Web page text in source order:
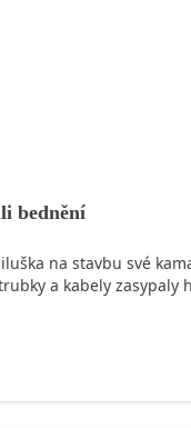
bednění
na stavbu své
a kabely zasypaly